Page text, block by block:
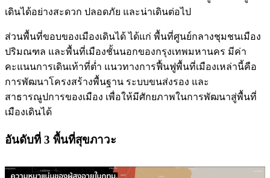
เดินได้อย่างสะดวก ปลอดภัย และน่าเดินต่อไป
ส่วนพื้นที่ขอบของเมืองเดินได้ ได้แก่ พื้นที่ศูนย์กลางชุมชนเมือง
ปริมณฑล และพื้นที่เมืองชั้นนอกของกรุงเทพมหานคร มีค่า
คะแนนการเดินเท้าที่ต่ำ แนวทางการฟื้นฟูพื้นที่เมืองเหล่านี้คือ
การพัฒนาโครงสร้างพื้นฐาน ระบบขนส่งรอง และ
สาธารณูปการของเมือง เพื่อให้มีศักยภาพในการพัฒนาสู่พื้นที่
เมืองเดินได้
อันดับที่ 3 พื้นที่สุขภาวะ